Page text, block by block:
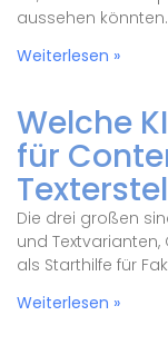
aussehen
Weiterlesen »
Welche
für
Die drei großen
und
als Starthilfe für
Weiterlesen »